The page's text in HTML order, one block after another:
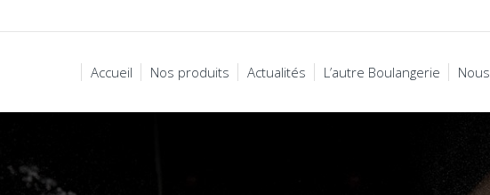
Accueil Nos produits Actualités L’autre Boulangerie
Accueil Nos produits Actualités L’autre Boulangerie